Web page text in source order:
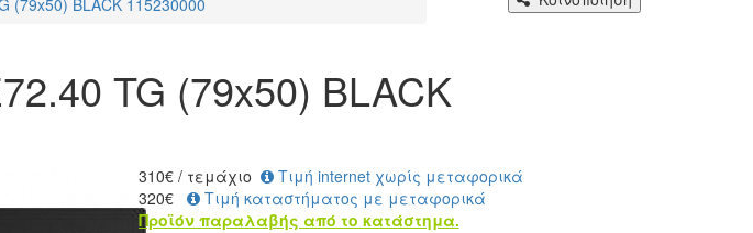
BLACK 115230000
TG (79x50) BLACK
310€ / τεμάχιο
Τιμή internet χωρίς μεταφορικά
320€
Τιμή καταστήματος με μεταφορικά
Προϊόν παραλαβής από το κατάστημα.